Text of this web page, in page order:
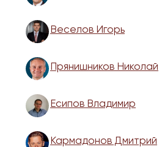
Веселов Игорь
Прянишников Николай
Есипов Владимир
Кармадонов Дмитрий